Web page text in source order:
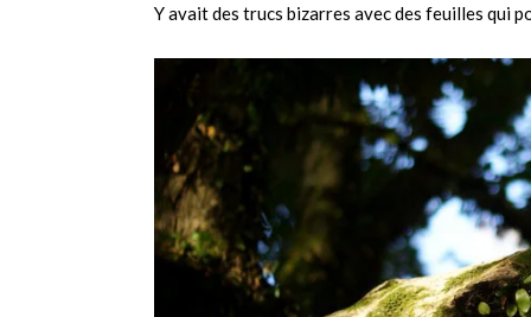
Y avait des trucs bizarres avec des feuilles qui